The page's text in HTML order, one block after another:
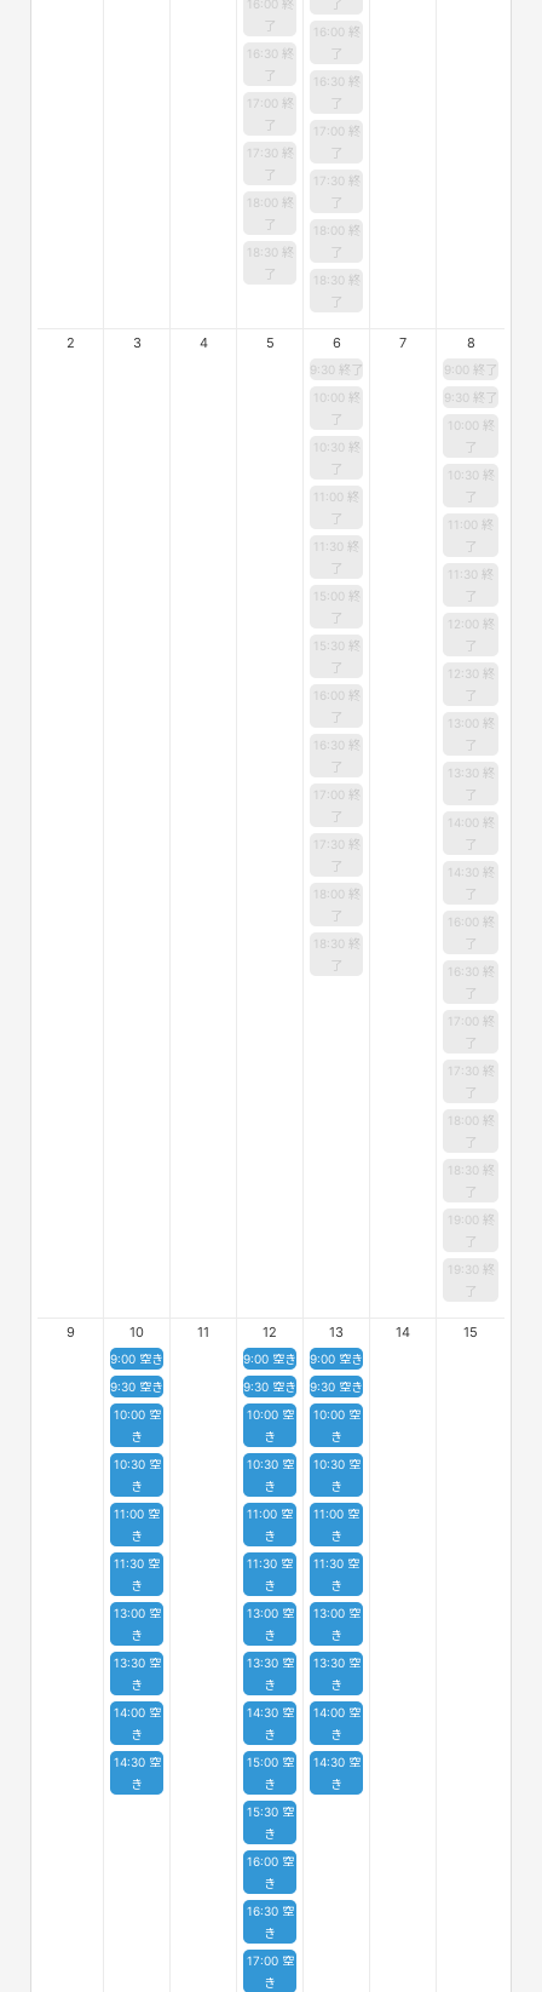
16:00 終
了
16:30 終
了
17:00 終
了
17:30 終
了
18:00 終
了
18:30 終
了
了
16:00 終
了
16:30 終
了
17:00 終
了
17:30 終
了
18:00 終
了
18:30 終
了
2 3 4 5 6
9:30 終了
10:00 終
了
10:30 終
了
11:00 終
了
11:30 終
了
15:00 終
了
15:30 終
了
16:00 終
了
16:30 終
了
17:00 終
了
17:30 終
了
18:00 終
了
18:30 終
了
7 8
9:00 終了
9:30 終了
10:00 終
了
10:30 終
了
11:00 終
了
11:30 終
了
12:00 終
了
12:30 終
了
13:00 終
了
13:30 終
了
14:00 終
了
14:30 終
了
16:00 終
了
16:30 終
了
17:00 終
了
17:30 終
了
18:00 終
了
18:30 終
了
19:00 終
了
19:30 終
了
9 10
9:00 空き
9:30 空き
10:00 空
き
10:30 空
き
11:00 空
き
11:30 空
き
13:00 空
き
13:30 空
き
14:00 空
き
14:30 空
き
11 12
9:00 空き
9:30 空き
10:00 空
き
10:30 空
き
11:00 空
き
11:30 空
き
13:00 空
き
13:30 空
き
14:30 空
き
15:00 空
き
15:30 空
き
16:00 空
き
16:30 空
き
17:00 空
き
13
9:00 空き
9:30 空き
10:00 空
き
10:30 空
き
11:00 空
き
11:30 空
き
13:00 空
き
13:30 空
き
14:00 空
き
14:30 空
き
14 15